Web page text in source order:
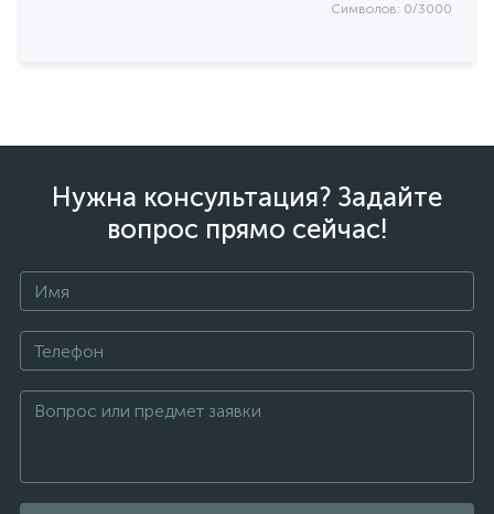
Символов: 0/3000
Нужна консультация? Задайте
вопрос прямо сейчас!